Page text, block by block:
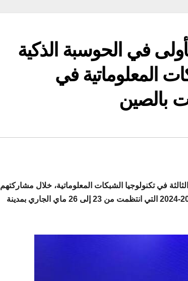
في الحوسبة الذكية
المعلوماتية في
بالصين
في تكنولوجيا الشبكات المعلوماتية، خلال مشاركتهم
في النهائي العالمي لمسابقة “هواوي” لتكنولجيا المعلومات والاتصالات 2023-2024 التي انتظمت من 23 إلى 26 ماي الجاري بمدينة